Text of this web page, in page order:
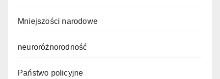
Mniejszości narodowe
neuroróżnorodność
Państwo policyjne